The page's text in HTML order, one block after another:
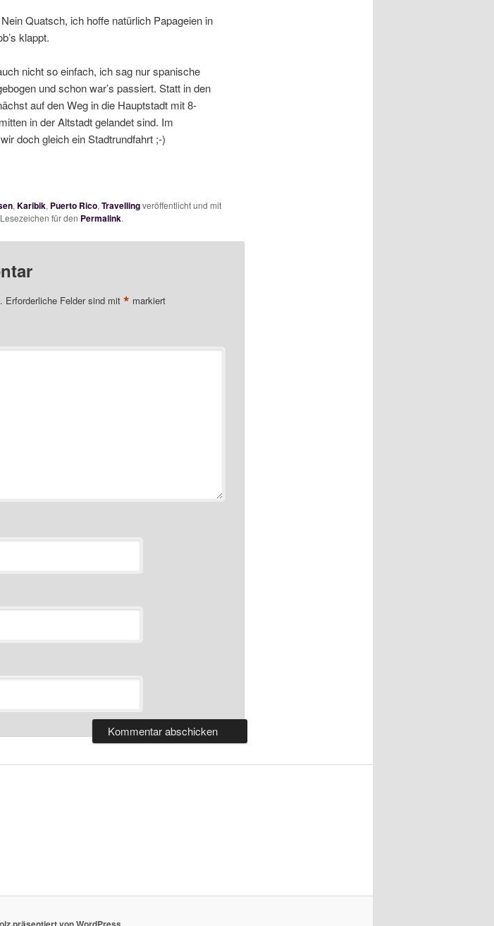
Quatsch, ich hoffe natürlich Papageien in
klappt.
nicht so einfach, ich sag nur spanische
und schon war’s passiert. Statt in den
auf den Weg in die Hauptstadt mit 8-
in der Altstadt gelandet sind. Im
doch gleich ein Stadtrundfahrt ;-)
, Karibik, Puerto Rico, Travellingveröffentlicht und mit
für den Permalink.
Erforderliche Felder sind mit * markiert